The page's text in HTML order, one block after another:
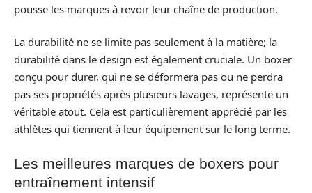
pousse les marques à revoir leur chaîne de production.
La durabilité ne se limite pas seulement à la matière; la
durabilité dans le design est également cruciale. Un boxer
conçu pour durer, qui ne se déformera pas ou ne perdra
pas ses propriétés après plusieurs lavages, représente un
véritable atout. Cela est particulièrement apprécié par les
athlètes qui tiennent à leur équipement sur le long terme.
Les meilleures marques de boxers pour
entraînement intensif